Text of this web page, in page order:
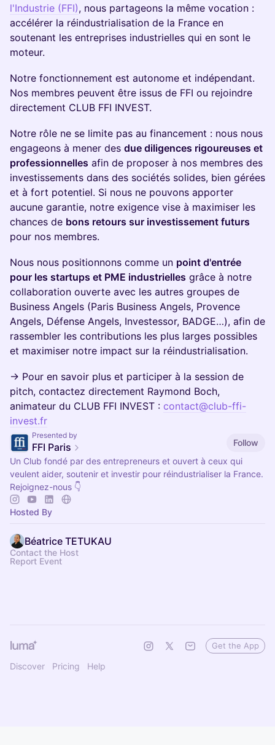
l'Industrie (FFI), nous partageons la même vocation :
accélérer la réindustrialisation de la France en
soutenant les entreprises industrielles qui en sont le
moteur.
Notre fonctionnement est autonome et indépendant.
Nos membres peuvent être issus de FFI ou rejoindre
directement CLUB FFI INVEST.
Notre rôle ne se limite pas au financement : nous nous
engageons à mener des due diligences rigoureuses et
professionnelles afin de proposer à nos membres des
investissements dans des sociétés solides, bien gérées
et à fort potentiel. Si nous ne pouvons apporter
aucune garantie, notre exigence vise à maximiser les
chances de bons retours sur investissement futurs
pour nos membres.
Nous nous positionnons comme un point d'entrée
pour les startups et PME industrielles grâce à notre
collaboration ouverte avec les autres groupes de
Business Angels (Paris Business Angels, Provence
Angels, Défense Angels, Investessor, BADGE…), afin de
rassembler les contributions les plus larges possibles
et maximiser notre impact sur la réindustrialisation.
→ Pour en savoir plus et participer à la session de
pitch, contactez directement Raymond Boch,
animateur du CLUB FFI INVEST : contact@club-ffi-
invest.fr
Presented by
FFI Paris
Follow
Un Club fondé par des entrepreneurs et ouvert à ceux qui
veulent aider, soutenir et investir pour réindustrialiser la France.
Rejoignez-nous 👇
Hosted By
Béatrice TETUKAU
Contact the Host
Report Event
Discover Pricing Help
Get the App